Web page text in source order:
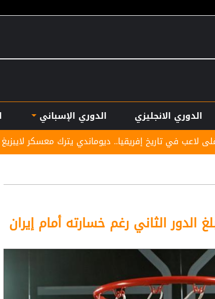
الدوري الانجليزي الدوري الإسباني
إفريقيا.. ديوماندي يترك معسكر لايبزيغ للانضمام لريال
الدور الثاني رغم خسارته أمام إيران